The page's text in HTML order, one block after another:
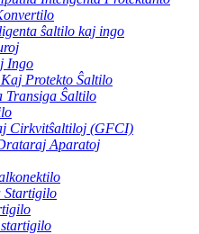
ŝaltilo kaj ingo
Ingo
Protekto Ŝaltilo
Transiga Ŝaltilo
Cirkvitŝaltiloj (GFCI)
Aparatoj
Startigilo